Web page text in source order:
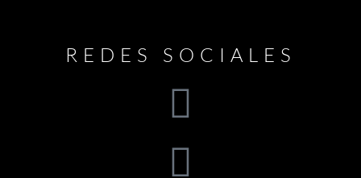
REDES SOCIALES